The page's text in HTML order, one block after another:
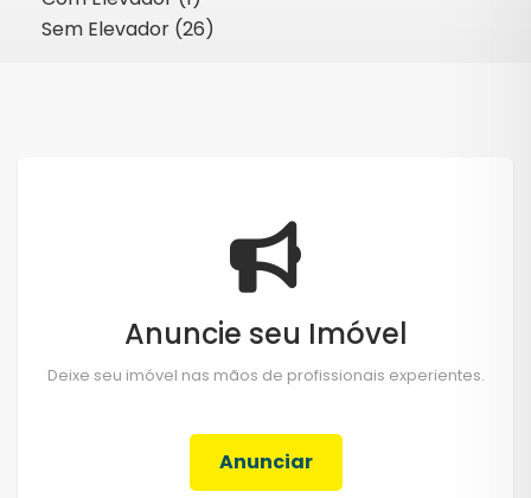
Sem Elevador (26)
Anuncie seu Imóvel
Deixe seu imóvel nas mãos de profissionais experientes.
Anunciar